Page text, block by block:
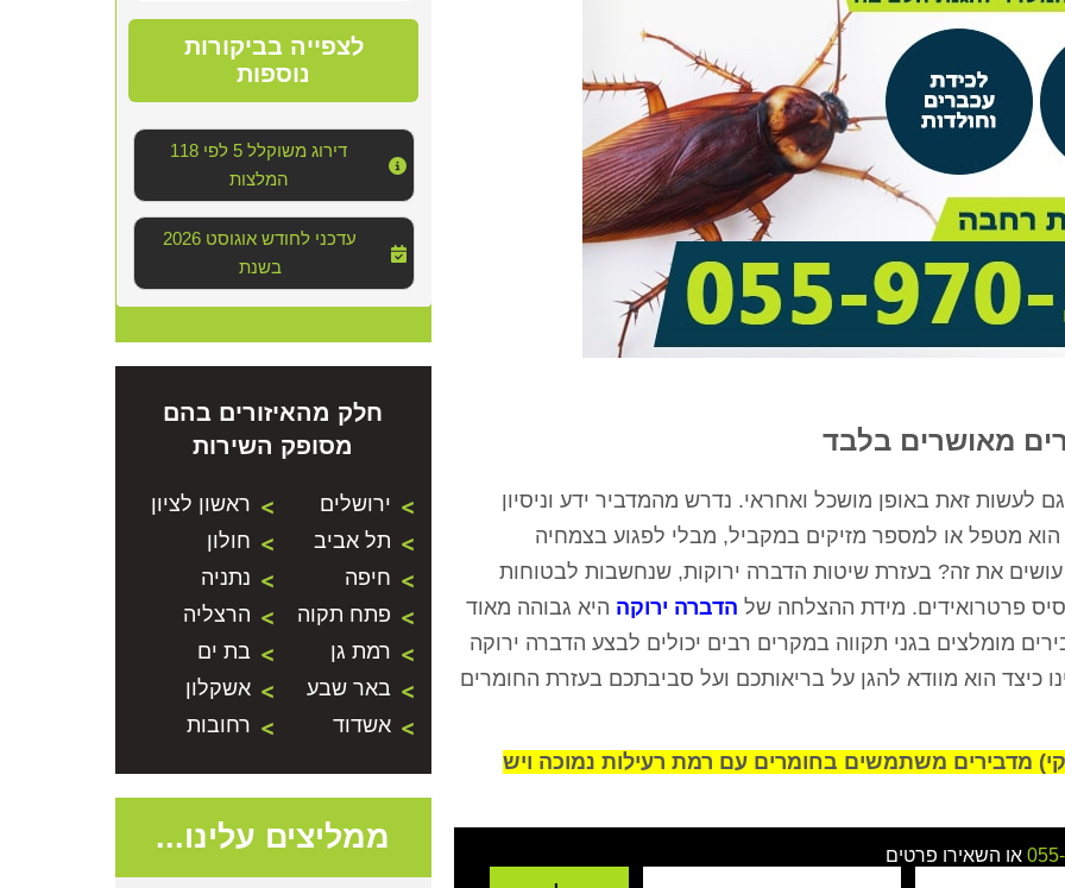
מאושרים בלבד
זאת באופן מושכל ואחראי. נדרש מהמדביר ידע וניסיון
הוא מטפל או למספר מזיקים במקביל, מבלי לפגוע בצמחיה
את זה? בעזרת שיטות הדברה ירוקות, שנחשבות לבטוחות
פרטרואידים. מידת ההצלחה של הדברה ירוקה היא גבוהה מאוד
מומלצים בגני תקווה במקרים רבים יכולים לבצע הדברה ירוקה
כיצד הוא מוודא להגן על בריאותכם ועל סביבתכם בעזרת החומרים
מדבירים משתמשים בחומרים עם רמת רעילות נמוכה ויש
או השאירו פרטים
לצפייה בביקורות
נוספות
דירוג משוקלל 5 לפי 118
המלצות
2026 עדכני לחודש אוגוסט
בשנת
חלק מהאיזורים בהם
מסופק השירות
ירושלים
ראשון לציון
תל אביב
חולון
חיפה
נתניה
פתח תקוה
הרצליה
רמת גן
בת ים
באר שבע
אשקלון
אשדוד
רחובות
ממליצים עלינו...